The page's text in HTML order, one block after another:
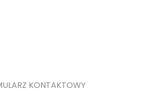
KONTAKTOWY